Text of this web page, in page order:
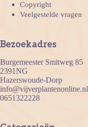
Copyright
Veelgestelde vragen
Bezoekadres
Burgemeester Smitweg 85
2391NG
Hazerswoude-Dorp
info@vijverplantenonline.nl
0651322228